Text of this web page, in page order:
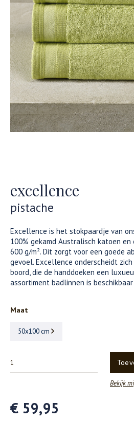
excellence
pistache
Excellence is het stokpaardje van
100% gekamd Australisch katoen
600 g/m². Dit zorgt voor een goede
gevoel. Excellence onderscheidt
boord, die de handdoeken een
assortiment badlinnen is
Maat
50x100 cm
Bekijk
€ 59,95